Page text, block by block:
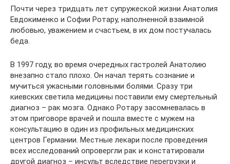
Почти через тридцать лет супружеской жизни Анатолия
Евдокименко и Софии Ротару, наполненной взаимной
любовью, уважением и счастьем, в их дом постучалась
беда.
В 1997 году, во время очередных гастролей Анатолию
внезапно стало плохо. Он начал терять сознание и
мучиться ужасными головными болями. Сразу три
киевских светила медицины поставили ему смертельный
диагноз – рак мозга. Однако Ротару засомневалась в
этом приговоре врачей и пошла вместе с мужем на
консультацию в один из профильных медицинских
центров Германии. Местные лекари после проведения
всех исследований опровергли рак и констатировали
другой диагноз – инсульт вследствие перегрузки и